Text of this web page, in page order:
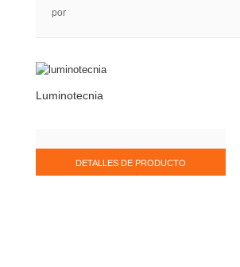
por
Luminotecnia
DETALLES DE PRODUCTO